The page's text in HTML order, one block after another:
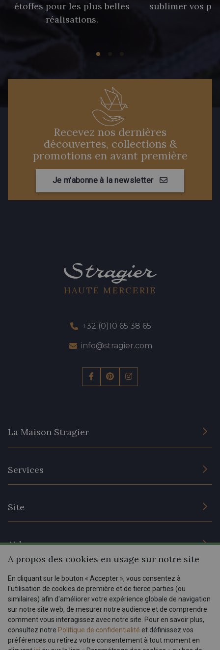
étoffes pour les plus belles
réalisations.
sublimer vos
Recevez nos dernières
découvertes, collections &
promotions en avant première
Je m'abonne à la newsletter
HAUTE MERCERIE
+32 (0)10 65 38 65
info@stragier.com
La Maison Stragier
Services
Site
Prix réduits
Aide
Livraison : France, Belgique, International
Retours & réclamations
FAQ - Questions fréquentes
Modes de paiements
Menu
Tous nos tissus
Magazine
FR EN
A propos des cookies en usage sur notre site
En cliquant sur le bouton « Accepter », vous consentez à
l'utilisation de cookies de première et de tierce parties (ou
similaires) afin d'améliorer votre expérience globale de navigation
sur notre site web, de mesurer notre audience et de comprendre
comment vous interagissez avec notre site. Pour en savoir plus,
consultez notre Politique de confidentialité et définissez vos
préférences ou retirez votre consentement à tout moment en